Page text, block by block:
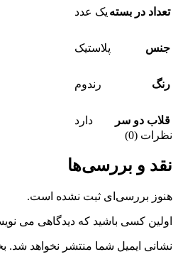
تعداد در بسته یک عدد
جنس پلاستیک
رنگ رندوم
قلاب دو سر
دارد
نظرات (0)
نقد و بررسی‌ها
هنوز بررسی‌ای ثبت نشده است.
اولین کسی باشید که دیدگاهی می
نشانی ایمیل شما منتشر نخواهد شد.